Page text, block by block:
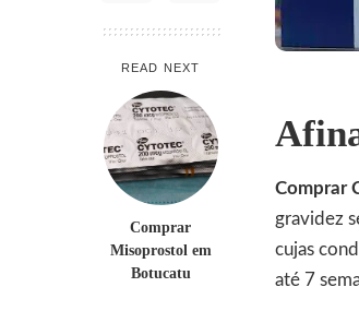
READ NEXT
Comprar
Misoprostol em
Botucatu
Comprar
gravidez
cujas
até 7